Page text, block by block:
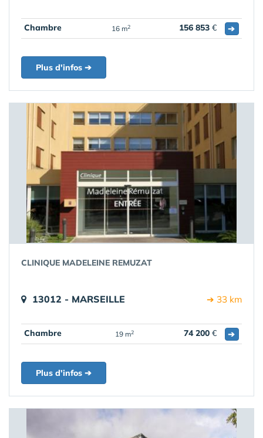
Chambre 16 m2 156 853 € ➔
Plus d'infos ➔
CLINIQUE MADELEINE REMUZAT
13012 - MARSEILLE ➔ 33 km
Chambre 19 m2 74 200 € ➔
Plus d'infos ➔